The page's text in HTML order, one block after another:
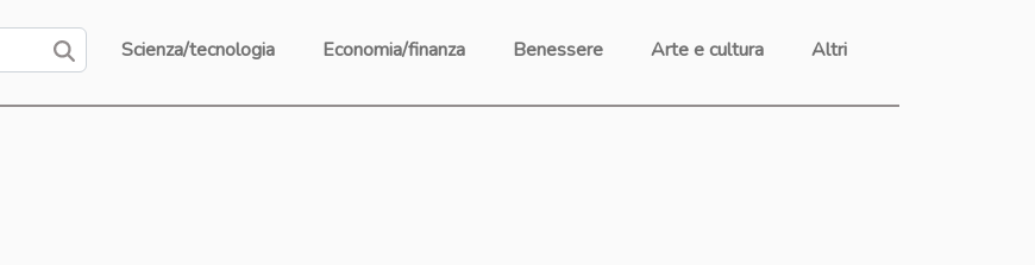
Scienza/tecnologia Economia/finanza Benessere Arte e cultura Altri